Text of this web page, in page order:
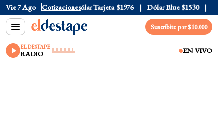
Vie 7 Ago Cotizaciones
Oficial $1520 Dólar Tarjeta $1976 Dólar Blue $1530
Suscribite por $10.000
EL DESTAPE
RADIO EN VIVO